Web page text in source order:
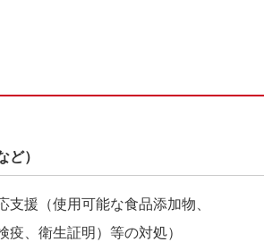
ど）
支援（使用可能な食品添加物、
、衛生証明）等の対処）